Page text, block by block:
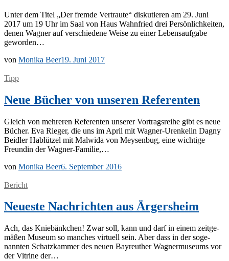
Un­ter dem Ti­tel „Der frem­de Ver­trau­te“ dis­ku­tie­ren am 29. Juni
2017 um 19 Uhr im Saal von Haus Wahn­fried drei Per­sön­lich­kei­ten,
de­nen Wag­ner auf ver­schie­de­ne Wei­se zu ei­ner Le­bens­auf­ga­be
geworden…
von Monika Beer19. Juni 2017
Tipp
Neue Bücher von unseren Referenten
Gleich von meh­re­ren Re­fe­ren­ten un­se­rer Vor­trags­rei­he gibt es neue
Bü­cher. Eva Rie­ger, die uns im April mit Wa­g­­ner-Ur­en­ke­­lin Da­gny
Beid­ler Ha­b­lüt­zel mit Mal­wi­da von Mey­sen­bug, eine wich­ti­ge
Freun­din der Wagner-Familie,…
von Monika Beer6. September 2016
Bericht
Neueste Nachrichten aus Ärgersheim
Ach, das Knie­bänk­chen! Zwar soll, kann und darf in ei­nem zeit­ge­
mä­ßen Mu­se­um so man­ches vir­tu­ell sein. Aber dass in der so­ge­
nann­ten Schatz­kam­mer des neu­en Bay­reu­ther Wag­ner­mu­se­ums vor
der Vi­tri­ne der…